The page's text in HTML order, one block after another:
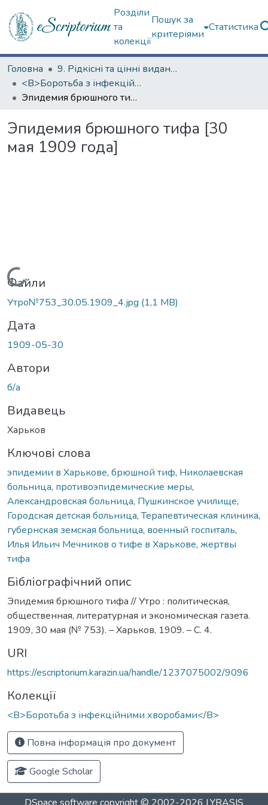
Розділи
та
колекції
Пошук за
критеріями
Статистика
Головна
9. Рідкісні та цінні видання
<B>Боротьба з інфекційними хворобами</B>
Эпидемия брюшного тифа [30 мая 1909 года]
Эпидемия брюшного тифа [30
мая 1909 года]
Вантажиться...
Файли
Утро№753_30.05.1909_4.jpg (1,1 MB)
Дата
1909-05-30
Автори
б/а
Видавець
Харьков
Ключові слова
эпидемии в Харькове, брюшной тиф, Николаевская
больница, противоэпидемические меры,
Александровская больница, Пушкинское училище,
Городская детская больница,Терапевтическая клиника,
губернская земская больница, военный госпиталь,
Илья Ильич Мечников о тифе в Харькове, жертвы
тифа
Бібліографічний опис
Эпидемия брюшного тифа // Утро : политическая,
общественная, литературная и экономическая газета.
1909, 30 мая (№ 753). – Харьков, 1909. – С. 4.
URI
https://escriptorium.karazin.ua/handle/1237075002/9096
Колекції
<B>Боротьба з інфекційними хворобами</B>
Повна інформація про документ
Google Scholar